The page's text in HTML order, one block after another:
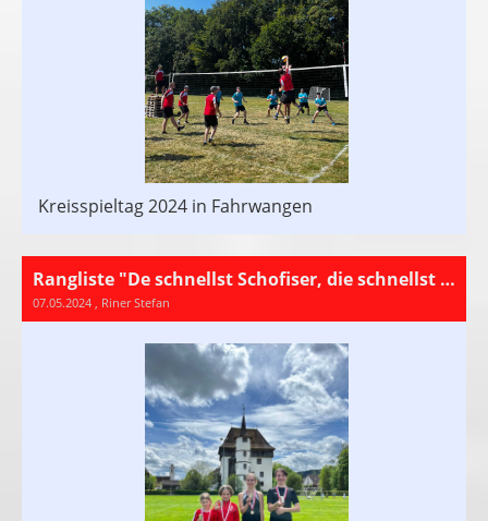
Kreisspieltag 2024 in Fahrwangen
Rangliste "De schnellst Schofiser, die schnellst Schofiseri 2024"
07.05.2024 , Riner Stefan